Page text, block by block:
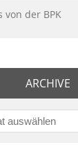
von der BPK
ARCHIVE
auswählen